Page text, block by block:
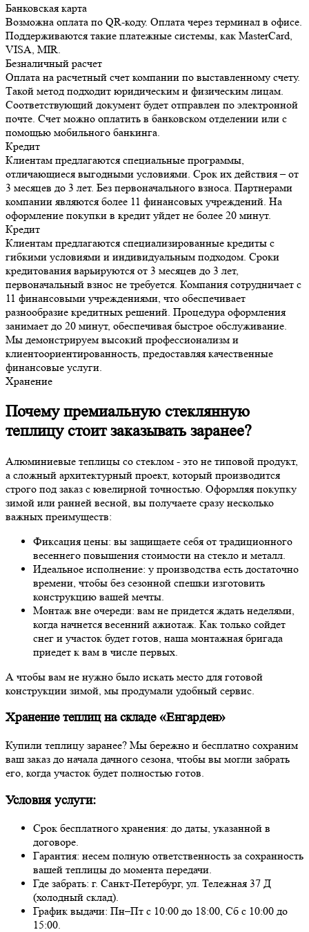
Банковская карта
Возможна оплата по QR-коду. Оплата через терминал в офисе.
Поддерживаются такие платежные системы, как MasterCard,
VISA, MIR.
Безналичный расчет
Оплата на расчетный счет компании по выставленному счету.
Такой метод подходит юридическим и физическим лицам.
Соответствующий документ будет отправлен по электронной
почте. Счет можно оплатить в банковском отделении или с
помощью мобильного банкинга.
Кредит
Клиентам предлагаются специальные программы,
отличающиеся выгодными условиями. Срок их действия – от
3 месяцев до 3 лет. Без первоначального взноса. Партнерами
компании являются более 11 финансовых учреждений. На
оформление покупки в кредит уйдет не более 20 минут.
Кредит
Клиентам предлагаются специализированные кредиты с
гибкими условиями и индивидуальным подходом. Сроки
кредитования варьируются от 3 месяцев до 3 лет,
первоначальный взнос не требуется. Компания сотрудничает с
11 финансовыми учреждениями, что обеспечивает
разнообразие кредитных решений. Процедура оформления
занимает до 20 минут, обеспечивая быстрое обслуживание.
Мы демонстрируем высокий профессионализм и
клиентоориентированность, предоставляя качественные
финансовые услуги.
Хранение
Почему премиальную стеклянную
теплицу стоит заказывать заранее?
Алюминиевые теплицы со стеклом - это не типовой продукт,
а сложный архитектурный проект, который производится
строго под заказ с ювелирной точностью. Оформляя покупку
зимой или ранней весной, вы получаете сразу несколько
важных преимуществ:
Фиксация цены: вы защищаете себя от традиционного
весеннего повышения стоимости на стекло и металл.
Идеальное исполнение: у производства есть достаточно
времени, чтобы без сезонной спешки изготовить
конструкцию вашей мечты.
Монтаж вне очереди: вам не придется ждать неделями,
когда начнется весенний ажиотаж. Как только сойдет
снег и участок будет готов, наша монтажная бригада
приедет к вам в числе первых.
А чтобы вам не нужно было искать место для готовой
конструкции зимой, мы продумали удобный сервис.
Хранение теплиц на складе «Енгарден»
Купили теплицу заранее? Мы бережно и бесплатно сохраним
ваш заказ до начала дачного сезона, чтобы вы могли забрать
его, когда участок будет полностью готов.
Условия услуги:
Срок бесплатного хранения: до даты, указанной в
договоре.
Гарантия: несем полную ответственность за сохранность
вашей теплицы до момента передачи.
Где забрать: г. Санкт-Петербург, ул. Тележная 37 Д
(холодный склад).
График выдачи: Пн–Пт с 10:00 до 18:00, Сб с 10:00 до
15:00.